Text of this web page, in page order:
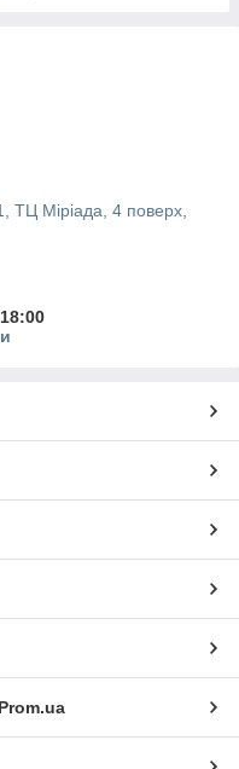
ТЦ Міріада, 4 поверх,
Prom.ua